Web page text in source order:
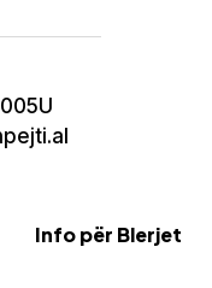
Info për Blerjet